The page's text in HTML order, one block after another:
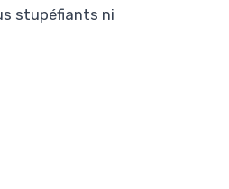
stupéfiants ni